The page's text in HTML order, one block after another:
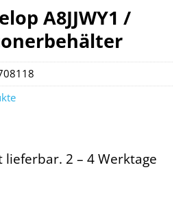
A8JJWY1 /
lieferbar. 2 – 4 Werktage